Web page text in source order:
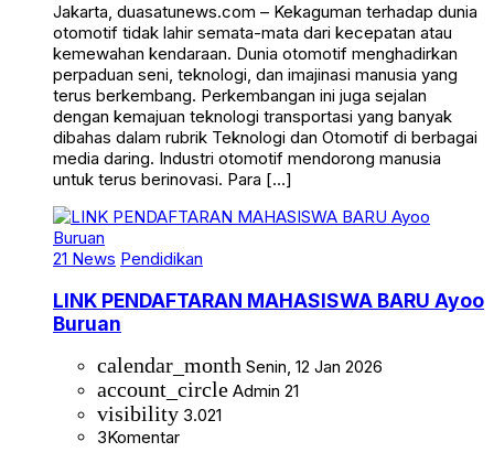
Jakarta, duasatunews.com – Kekaguman terhadap dunia
otomotif tidak lahir semata-mata dari kecepatan atau
kemewahan kendaraan. Dunia otomotif menghadirkan
perpaduan seni, teknologi, dan imajinasi manusia yang
terus berkembang. Perkembangan ini juga sejalan
dengan kemajuan teknologi transportasi yang banyak
dibahas dalam rubrik Teknologi dan Otomotif di berbagai
media daring. Industri otomotif mendorong manusia
untuk terus berinovasi. Para […]
21 News Pendidikan
LINK PENDAFTARAN MAHASISWA BARU Ayoo
Buruan
calendar_month Senin, 12 Jan 2026
account_circle Admin 21
visibility 3.021
3Komentar